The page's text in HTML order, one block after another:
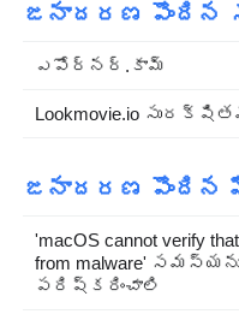
జనాదరణ పొందిన
ఎపోర్నర్.కామ్
Lookmovie.io
జనాదరణ పొందిన
'macOS cannot verify
from malware'
పరిష్కరించాలి